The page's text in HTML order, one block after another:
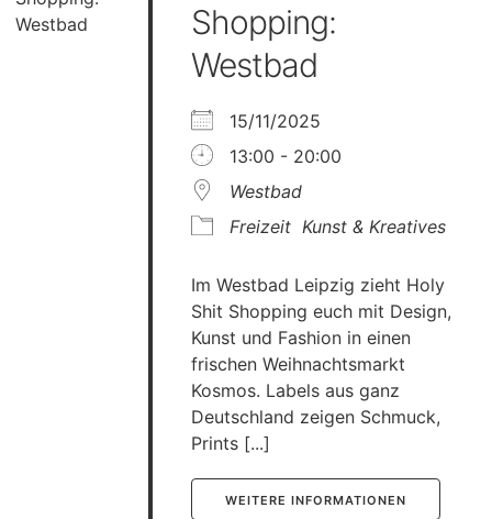
Shopping:
Westbad
15/11/2025
13:00 - 20:00
Westbad
Freizeit Kunst & Kreatives
Im Westbad Leipzig zieht Holy
Shit Shopping euch mit Design,
Kunst und Fashion in einen
frischen Weihnachtsmarkt
Kosmos. Labels aus ganz
Deutschland zeigen Schmuck,
Prints [...]
WEITERE INFORMATIONEN